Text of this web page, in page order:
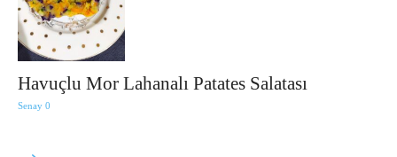
Havuçlu Mor Lahanalı Patates Salatası
Senay 0